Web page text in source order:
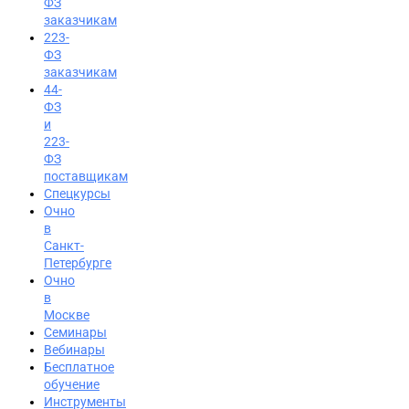
Вход на портал
8 (495) 228-47-43
заказчикам
223-
ФЗ
заказчикам
44-
ФЗ
и
223-
ФЗ
поставщикам
Спецкурсы
Очно
в
Санкт-
Петербурге
Очно
в
Москве
Семинары
Вебинары
Бесплатное
обучение
Инструменты